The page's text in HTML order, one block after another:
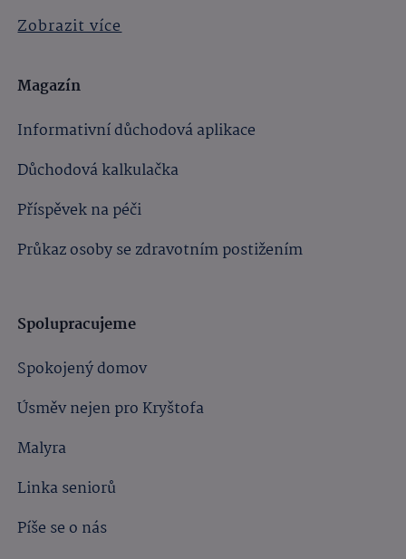
Zobrazit více
Magazín
Informativní důchodová aplikace
Důchodová kalkulačka
Příspěvek na péči
Průkaz osoby se zdravotním postižením
Spolupracujeme
Spokojený domov
Úsměv nejen pro Kryštofa
Malyra
Linka seniorů
Píše se o nás